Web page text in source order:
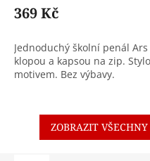
369 Kč
Jednoduchý školní penál
klopou a kapsou na zip.
motivem. Bez výbavy.
ZOBRAZIT